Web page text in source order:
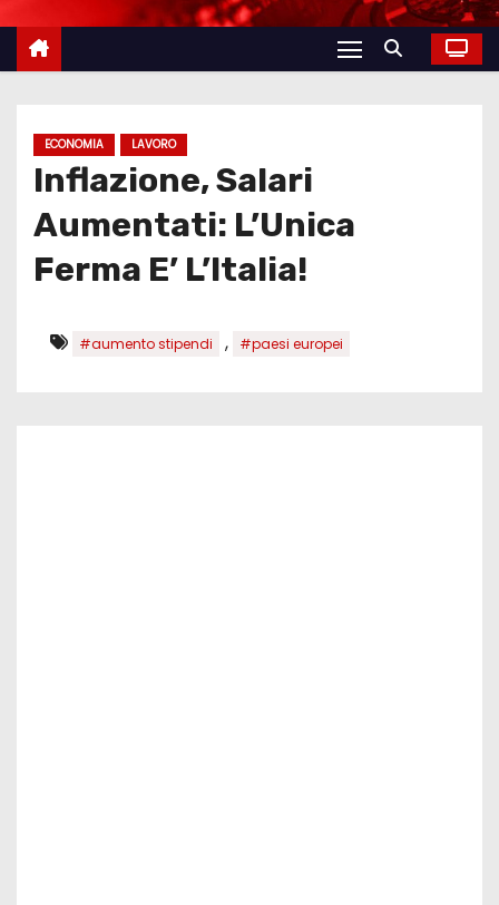
ECONOMIA LAVORO
Inflazione, Salari
Aumentati: L’Unica
Ferma E’ L’Italia!
#aumento stipendi , #paesi europei